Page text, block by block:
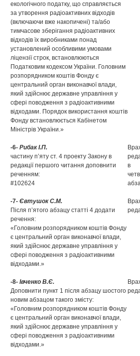
екологічного податку, що справляється
за утворення радіоактивних відходів
(включаючи вже накопичені) та/або
тимчасове зберігання радіоактивних
відходів їх виробниками понад
установлений особливими умовами
ліцензії строк, встановлюються
Податковим кодексом України. Головним
розпорядником коштів Фонду є
центральний орган виконавчої влади,
який здійснює державне управління у
сфері поводження з радіоактивними
відходами. Порядок використання коштів
Фонду встановлюється Кабінетом
Міністрів України.»
-6- Рибак І.П.
частину п’яту ст. 4 проекту Закону в
редакції першого читання доповнити
реченням:
#102624
в
-7- Євтушок С.М.
Після п’ятого абзацу статті 4 додати
речення:
«Головним розпорядником коштів Фонду
є центральний орган виконавчої влади,
який здійснює державне управління у
сфері поводження з радіоактивними
відходами.»
-8- Івченко В.Є.
Доповнити пункт 1 після абзацу шостого
новим абзацом такого змісту:
«Головним розпорядником коштів Фонду
є центральний орган виконавчої влади,
який здійснює державне управління у
сфері поводження з радіоактивними
відходами.»